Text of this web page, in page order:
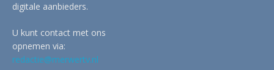
digitale aanbieders.
U kunt contact met ons
opnemen via:
redactie@merwertv.nl